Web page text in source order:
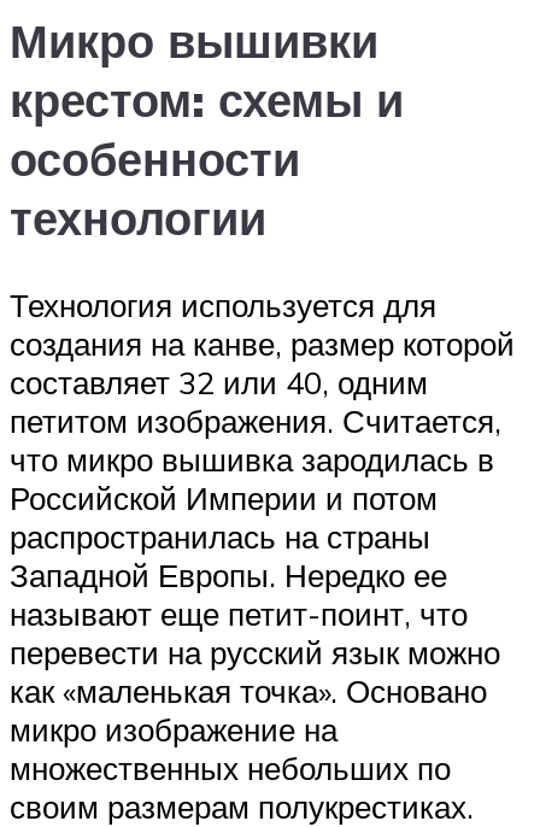
Микро вышивки
крестом: схемы и
особенности
технологии
Технология используется для
создания на канве, размер которой
составляет 32 или 40, одним
петитом изображения. Считается,
что микро вышивка зародилась в
Российской Империи и потом
распространилась на страны
Западной Европы. Нередко ее
называют еще петит-поинт, что
перевести на русский язык можно
как «маленькая точка». Основано
микро изображение на
множественных небольших по
своим размерам полукрестиках.